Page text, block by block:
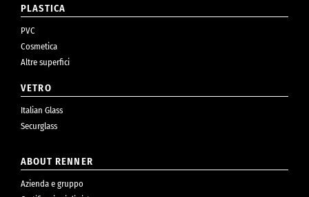
PLASTICA
PVC
Cosmetica
Altre superfici
VETRO
Italian Glass
Securglass
ABOUT RENNER
Azienda e gruppo